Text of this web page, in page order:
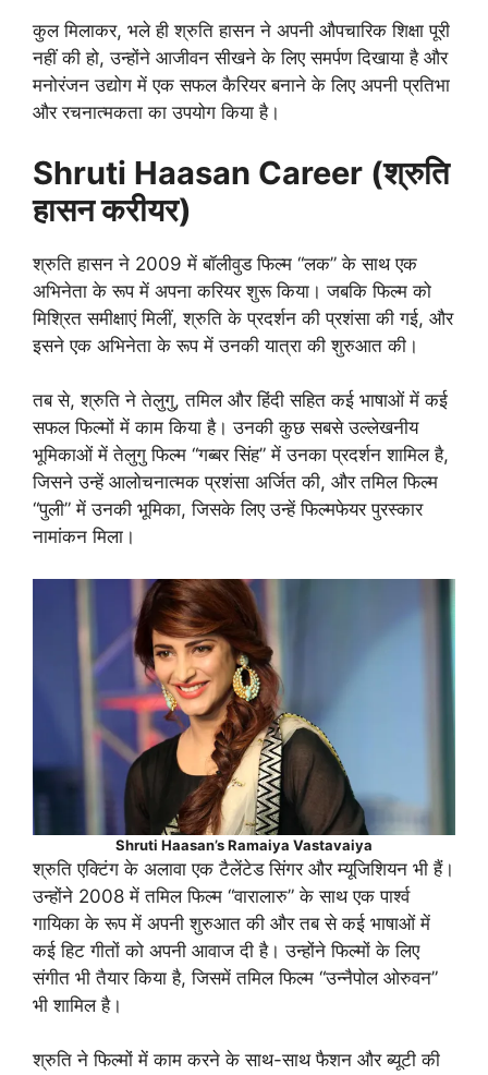
कुल मिलाकर, भले ही श्रुति हासन ने अपनी औपचारिक शिक्षा पूरी
नहीं की हो, उन्होंने आजीवन सीखने के लिए समर्पण दिखाया है और
मनोरंजन उद्योग में एक सफल कैरियर बनाने के लिए अपनी प्रतिभा
और रचनात्मकता का उपयोग किया है।
Shruti Haasan Career (श्रुति
हासन करीयर)
श्रुति हासन ने 2009 में बॉलीवुड फिल्म “लक” के साथ एक
अभिनेता के रूप में अपना करियर शुरू किया। जबकि फिल्म को
मिश्रित समीक्षाएं मिलीं, श्रुति के प्रदर्शन की प्रशंसा की गई, और
इसने एक अभिनेता के रूप में उनकी यात्रा की शुरुआत की।
तब से, श्रुति ने तेलुगु, तमिल और हिंदी सहित कई भाषाओं में कई
सफल फिल्मों में काम किया है। उनकी कुछ सबसे उल्लेखनीय
भूमिकाओं में तेलुगु फिल्म “गब्बर सिंह” में उनका प्रदर्शन शामिल है,
जिसने उन्हें आलोचनात्मक प्रशंसा अर्जित की, और तमिल फिल्म
“पुली” में उनकी भूमिका, जिसके लिए उन्हें फिल्मफेयर पुरस्कार
नामांकन मिला।
Shruti Haasan’s Ramaiya Vastavaiya
श्रुति एक्टिंग के अलावा एक टैलेंटेड सिंगर और म्यूजिशियन भी हैं।
उन्होंने 2008 में तमिल फिल्म “वारालारु” के साथ एक पार्श्व
गायिका के रूप में अपनी शुरुआत की और तब से कई भाषाओं में
कई हिट गीतों को अपनी आवाज दी है। उन्होंने फिल्मों के लिए
संगीत भी तैयार किया है, जिसमें तमिल फिल्म “उन्नैपोल ओरुवन”
भी शामिल है।
श्रुति ने फिल्मों में काम करने के साथ-साथ फैशन और ब्यूटी की